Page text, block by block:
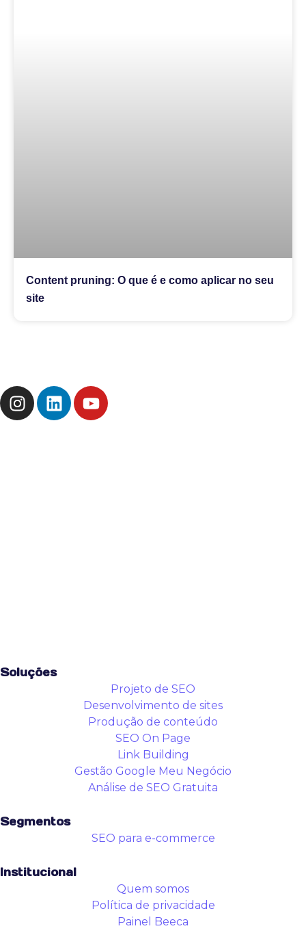
Content pruning: O que é e como aplicar no seu
site
Soluções
Projeto de SEO
Desenvolvimento de sites
Produção de conteúdo
SEO On Page
Link Building
Gestão Google Meu Negócio
Análise de SEO Gratuita
Segmentos
SEO para e-commerce
Institucional
Quem somos
Política de privacidade
Painel Beeca